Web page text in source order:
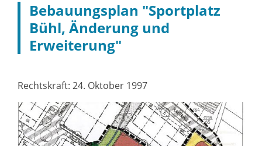
Bebauungsplan "Sportplatz
Bühl, Änderung und
Erweiterung"
Rechtskraft: 24. Oktober 1997